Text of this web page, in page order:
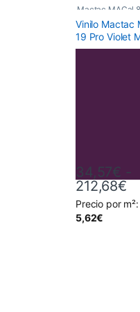
Mactac MACal
Vinilo Mactac
19 Pro Violet
34,57€ -
212,68€
Precio por m²:
5,62€
Este